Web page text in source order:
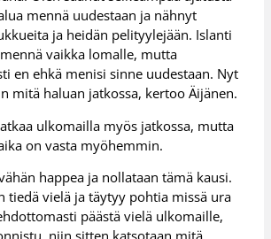
mennä uudestaan ja nähnyt
ja heidän pelityylejään. Islanti
vaikka lomalle, mutta
en ehkä menisi sinne uudestaan. Nyt
mitä haluan jatkossa, kertoo Äijänen.
ulkomailla myös jatkossa, mutta
on vasta myöhemmin.
happea ja nollataan tämä kausi.
tiedä vielä ja täytyy pohtia missä ura
päästä vielä ulkomaille,